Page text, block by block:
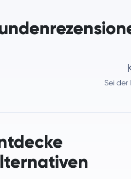
Stellar LumensXLM
DASH
Sei der